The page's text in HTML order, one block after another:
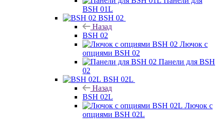
BSH 01L
BSH 02
Назад
BSH 02
Лючок с
опциями BSH 02
Панели для BSH
02
BSH 02L
Назад
BSH 02L
Лючок с
опциями BSH 02L